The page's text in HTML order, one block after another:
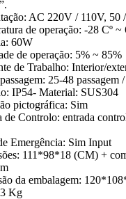
AC 220V / 110V, 50
de operação: -28 Cº ~
60W
de operação: 5% ~ 85%
de Trabalho: Interior/
25-48 passagem
IP54- Material: SUS304
pictográfica: Sim
de Controlo: entrada
Emergência: Sim Input
111*98*18 (CM) +
da embalagem:
Kg